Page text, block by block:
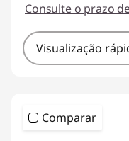
Consulte o prazo
Visualização
Comparar